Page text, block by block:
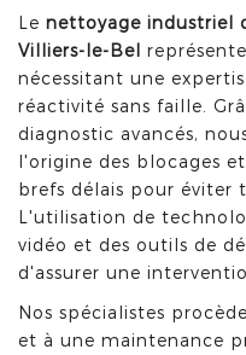
Le nettoyage industriel
Villiers-le-Bel
nécessitant une
réactivité sans faille.
diagnostic avancés,
l'origine des blocages
brefs délais pour éviter
L'utilisation de
vidéo et des outils de
d'assurer une
Nos spécialistes
et à une maintenance